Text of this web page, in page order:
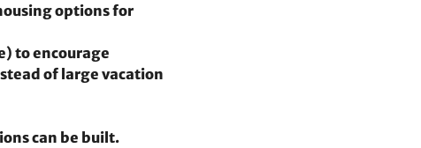
options for
to encourage
of large vacation
can be built.